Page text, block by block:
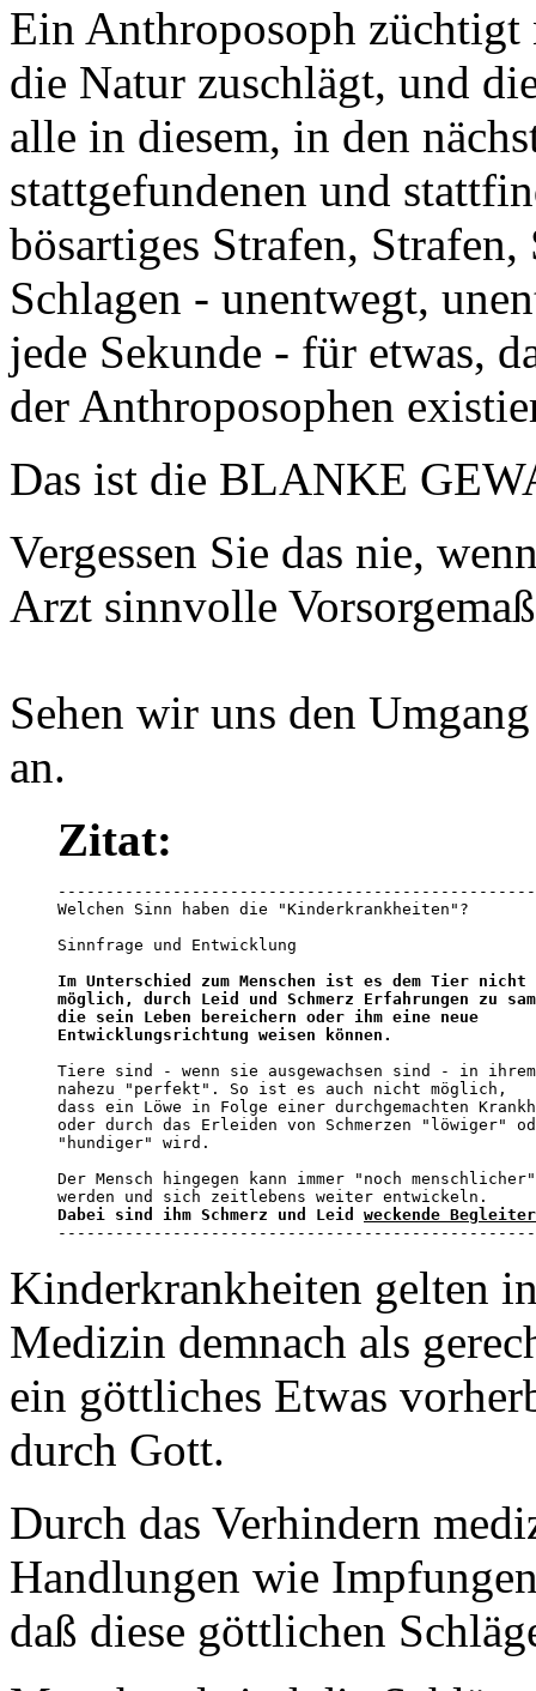
Ein Anthroposoph
die Natur zuschlägt, und
alle in diesem, in den
stattgefundenen und
bösartiges Strafen,
Schlagen - unentwegt,
jede Sekunde - für etwas,
der Anthroposophen
Das ist die BLANKE
Vergessen Sie das nie,
Arzt sinnvolle
Sehen wir uns den
an.
Zitat:
Welchen Sinn haben die "Kinderkrankheiten"?
Sinnfrage und Entwicklung
Im Unterschied zum Menschen ist es dem Tier nicht
möglich, durch Leid und Schmerz Erfahrungen zu
die sein Leben bereichern oder ihm eine neue
Entwicklungsrichtung weisen können.
Tiere sind - wenn sie ausgewachsen sind - in
nahezu "perfekt". So ist es auch nicht möglich,
dass ein Löwe in Folge einer durchgemachten
oder durch das Erleiden von Schmerzen "löwiger"
"hundiger" wird.
Der Mensch hingegen kann immer "noch
Dabei sind ihm Schmerz und Leid weckende Begleiter
Kinderkrankheiten gelten
Medizin demnach als
ein göttliches Etwas
durch Gott.
Durch das Verhindern
Handlungen wie
daß diese göttlichen